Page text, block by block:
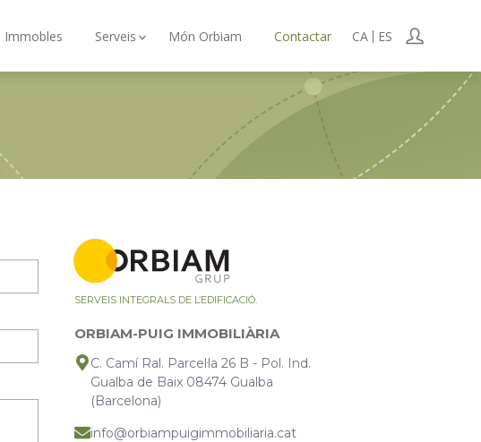
Immobles Serveis Món Orbiam Contactar CA ES
SERVEIS INTEGRALS DE L’EDIFICACIÓ.
ORBIAM-PUIG IMMOBILIÀRIA
C. Camí Ral. Parcel·la 26 B - Pol. Ind.
Gualba de Baix 08474 Gualba
(Barcelona)
info@orbiampuigimmobiliaria.cat